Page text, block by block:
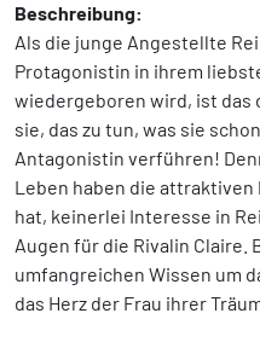
Beschreibung:
Als die junge Angestellte
Protagonistin in ihrem
wiedergeboren wird, ist
sie, das zu tun, was sie
Antagonistin verführen!
Leben haben die attraktiven
hat, keinerlei Interesse in
Augen für die Rivalin Claire.
umfangreichen Wissen um
das Herz der Frau ihrer